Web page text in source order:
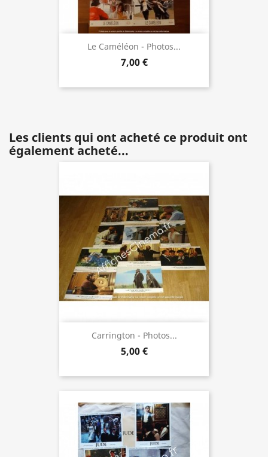
Le Caméléon - Photos...
7,00 €
Les clients qui ont acheté ce produit ont
également acheté...
Carrington - Photos...
5,00 €